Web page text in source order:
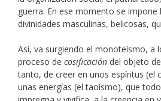
guerra. En ese momento se impone
divinidades masculinas, belicosas,
Así, va surgiendo el monoteísmo, a
proceso de cosificación del objeto
tanto, de creer en unos espíritus (el
unas energías (el taoísmo), que